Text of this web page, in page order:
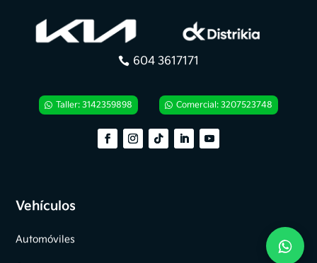
604 3617171
Taller: 3142359898 Comercial: 3207523748
Vehículos
Automóviles